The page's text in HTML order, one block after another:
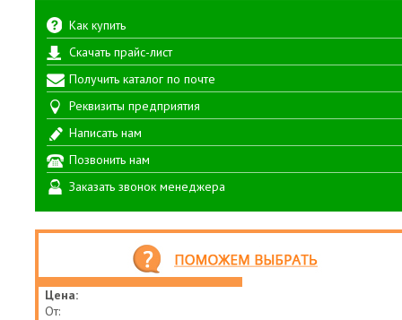
Как купить
Скачать прайс-лист
Получить каталог по почте
Реквизиты предприятия
Написать нам
Позвонить нам
Заказать звонок менеджера
Цена:
От: